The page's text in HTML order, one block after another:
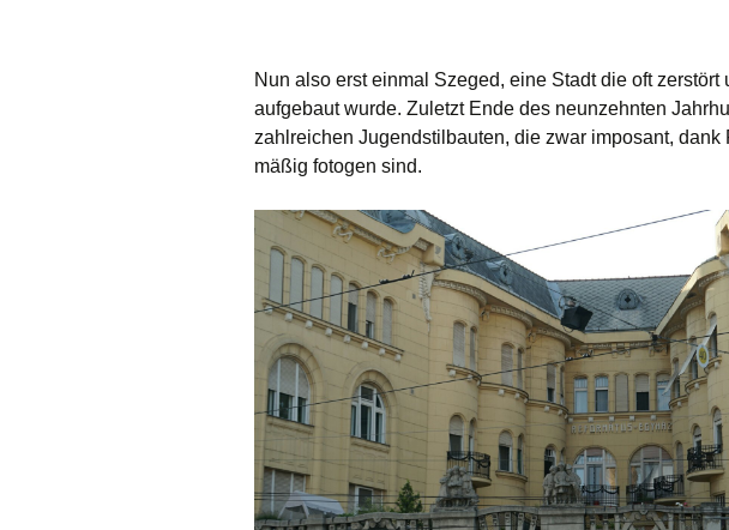
Nun also erst einmal Szeged, eine Stadt die oft
aufgebaut wurde. Zuletzt Ende des neunzehnten
zahlreichen Jugendstilbauten, die zwar imposant, dank
mäßig fotogen sind.